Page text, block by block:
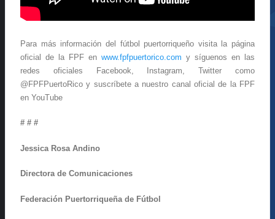
Para más información del fútbol puertorriqueño visita la página
oficial de la FPF en www.fpfpuertorico.com y síguenos en las
redes oficiales Facebook, Instagram, Twitter como
@FPFPuertoRico y suscríbete a nuestro canal oficial de la FPF
en YouTube
# # #
Jessica Rosa Andino
Directora de Comunicaciones
Federación Puertorriqueña de Fútbol